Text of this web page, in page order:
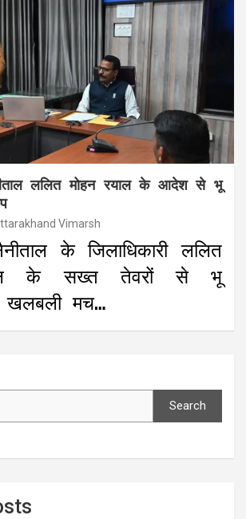
ललित मोहन रयाल के आदेश से भू
Vimarsh
के जिलाधिकारी ललित
के सख्त तेवरों से भू
खलबली मच…
Search